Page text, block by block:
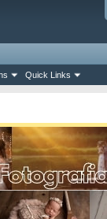
Quick Links